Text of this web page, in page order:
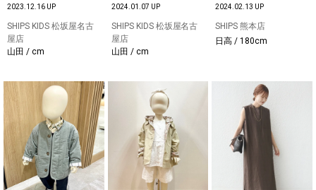
2023.12.16 UP
SHIPS KIDS 松坂屋名古
屋店
山田 / cm
2024.01.07 UP
SHIPS KIDS 松坂屋名古
屋店
山田 / cm
2024.02.13 UP
SHIPS 熊本店
日高 / 180cm